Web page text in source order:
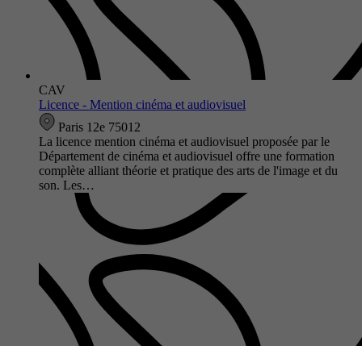
CAV
Licence - Mention cinéma et audiovisuel
Paris 12e 75012
La licence mention cinéma et audiovisuel proposée par le
Département de cinéma et audiovisuel offre une formation
complète alliant théorie et pratique des arts de l'image et du
son. Les…